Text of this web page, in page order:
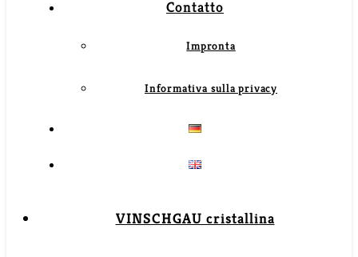
Contatto
Impronta
Informativa sulla privacy
VINSCHGAU cristallina